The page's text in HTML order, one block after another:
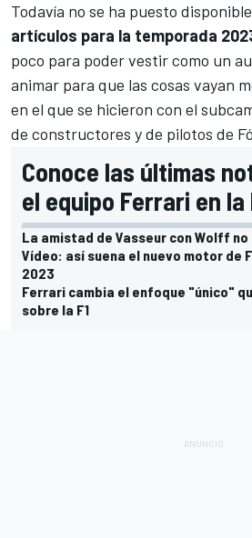
Todavía no se ha puesto
artículos para la temporada
poco para poder vestir como un
animar para que las cosas vayan
en el que se hicieron con el
de constructores y de pilotos de
Conoce las últimas
el equipo Ferrari en la
La amistad de Vasseur con Wolff
Vídeo: así suena el nuevo motor de
2023
Ferrari cambia el enfoque "único"
sobre la F1